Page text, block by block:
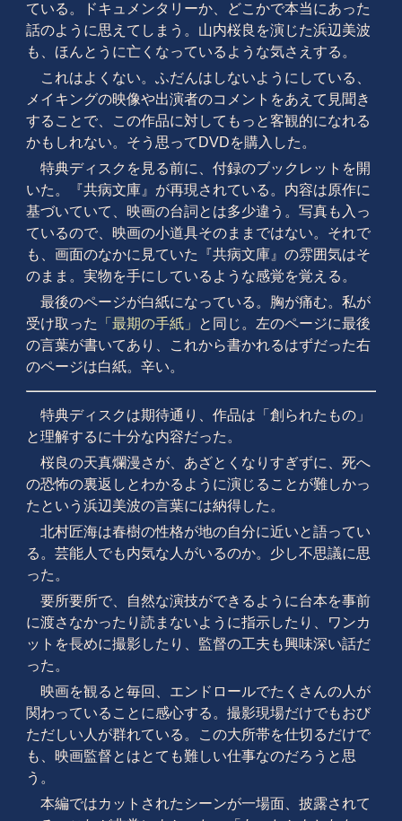
ている。ドキュメンタリーか、どこかで本当にあった
話のように思えてしまう。山内桜良を演じた浜辺美波
も、ほんとうに亡くなっているような気さえする。
これはよくない。ふだんはしないようにしている、
メイキングの映像や出演者のコメントをあえて見聞き
することで、この作品に対してもっと客観的になれる
かもしれない。そう思ってDVDを購入した。
特典ディスクを見る前に、付録のブックレットを開
いた。『共病文庫』が再現されている。内容は原作に
基づいていて、映画の台詞とは多少違う。写真も入っ
ているので、映画の小道具そのままではない。それで
も、画面のなかに見ていた『共病文庫』の雰囲気はそ
のまま。実物を手にしているような感覚を覚える。
最後のページが白紙になっている。胸が痛む。私が
受け取った
「最期の手紙」
と同じ。左のページに最後
の言葉が書いてあり、これから書かれるはずだった右
のページは白紙。辛い。
特典ディスクは期待通り、作品は「創られたもの」
と理解するに十分な内容だった。
桜良の天真爛漫さが、あざとくなりすぎずに、死へ
の恐怖の裏返しとわかるように演じることが難しかっ
たという浜辺美波の言葉には納得した。
北村匠海は春樹の性格が地の自分に近いと語ってい
る。芸能人でも内気な人がいるのか。少し不思議に思
った。
要所要所で、自然な演技ができるように台本を事前
に渡さなかったり読まないように指示したり、ワンカ
ットを長めに撮影したり、監督の工夫も興味深い話だ
った。
映画を観ると毎回、エンドロールでたくさんの人が
関わっていることに感心する。撮影現場だけでもおび
ただしい人が群れている。この大所帯を仕切るだけで
も、映画監督とはとても難しい仕事なのだろうと思
う。
本編ではカットされたシーンが一場面、披露されて